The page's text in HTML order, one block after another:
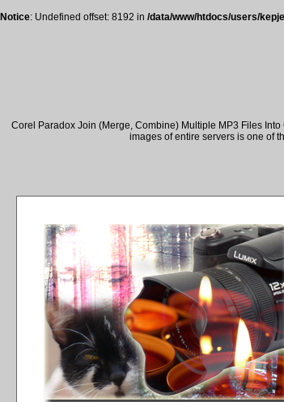
Notice: Undefined offset: 8192 in /data/www/htdocs/users/
Corel Paradox Join (Merge, Combine) Multiple MP3 Files
images of entire servers is one of